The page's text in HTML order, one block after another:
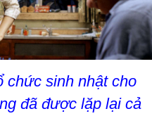
chức sinh nhật cho
đã được lặp lại cả